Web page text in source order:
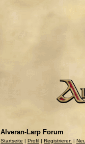
Alveran-Larp Forum
Startseite | Profil | Registrieren |